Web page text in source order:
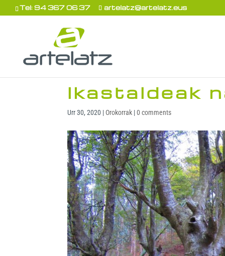
Tel: 94 367 06 37 artelatz@artelatz.eus
Ikastaldeak
Urr 30, 2020 | Orokorrak |0 comments